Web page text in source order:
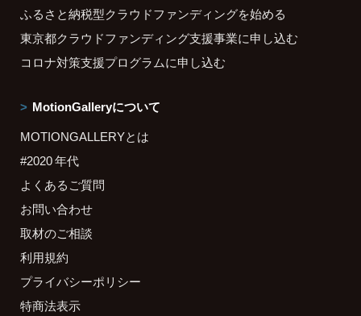
ふるさと納税型クラウドファンディングを始める
東京都クラウドファンディング支援事業に申し込む
コロナ対策支援プログラムに申し込む
MotionGalleryについて
MOTIONGALLERYとは
#2020 年代
よくあるご質問
お問い合わせ
取材のご相談
利用規約
プライバシーポリシー
特商法表示